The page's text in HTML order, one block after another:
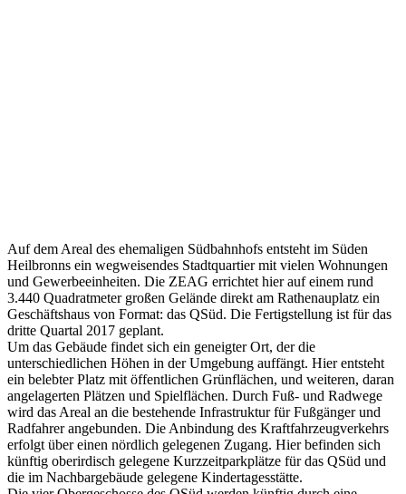
Auf dem Areal des ehemaligen Südbahnhofs entsteht im Süden
Heilbronns ein wegweisendes Stadtquartier mit vielen Wohnungen
und Gewerbeeinheiten. Die ZEAG errichtet hier auf einem rund
3.440 Quadratmeter großen Gelände direkt am Rathenauplatz ein
Geschäftshaus von Format: das QSüd. Die Fertigstellung ist für das
dritte Quartal 2017 geplant.
Um das Gebäude findet sich ein geneigter Ort, der die
unterschiedlichen Höhen in der Umgebung auffängt. Hier entsteht
ein belebter Platz mit öffentlichen Grünflächen, und weiteren, daran
angelagerten Plätzen und Spielflächen. Durch Fuß- und Radwege
wird das Areal an die bestehende Infrastruktur für Fußgänger und
Radfahrer angebunden. Die Anbindung des Kraftfahrzeugverkehrs
erfolgt über einen nördlich gelegenen Zugang. Hier befinden sich
künftig oberirdisch gelegene Kurzzeitparkplätze für das QSüd und
die im Nachbargebäude gelegene Kindertagesstätte.